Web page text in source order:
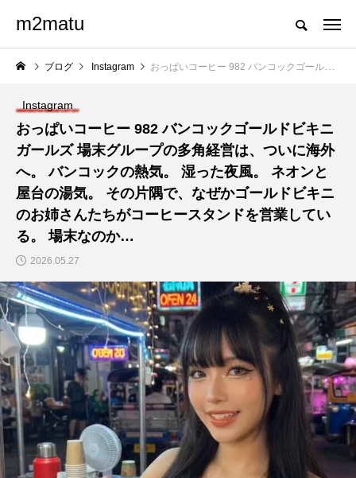
m2matu
ブログ Instagram おっぱいコーヒー 982 バンコックゴールドビキニガールズ 場末グループの多角経営は、ついに海外へ。 バンコックの熱気。 湿った夜風。 ネオンと屋台の湯気。 その片隅で、なぜかゴールドビキニのお姉さんたちがコーヒースタンドを営業している。 場末なのか…
Instagram
おっぱいコーヒー 982 バンコックゴールドビキニ
ガールズ 場末グループの多角経営は、ついに海外
へ。 バンコックの熱気。 湿った夜風。 ネオンと
屋台の湯気。 その片隅で、なぜかゴールドビキニ
のお姉さんたちがコーヒースタンドを営業してい
る。 場末なのか…
2026.05.27